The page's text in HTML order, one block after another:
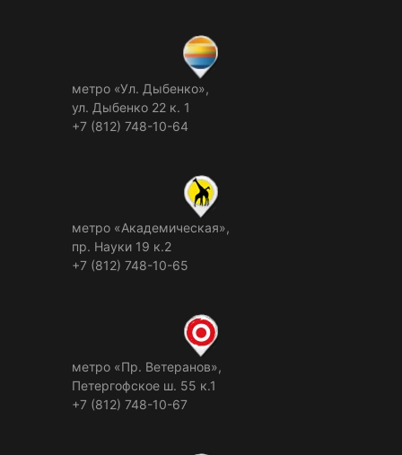
метро «Ул. Дыбенко»,
ул. Дыбенко 22 к. 1
+7 (812) 748-10-64
метро «Академическая»,
пр. Науки 19 к.2
+7 (812) 748-10-65
метро «Пр. Ветеранов»,
Петергофское ш. 55 к.1
+7 (812) 748-10-67